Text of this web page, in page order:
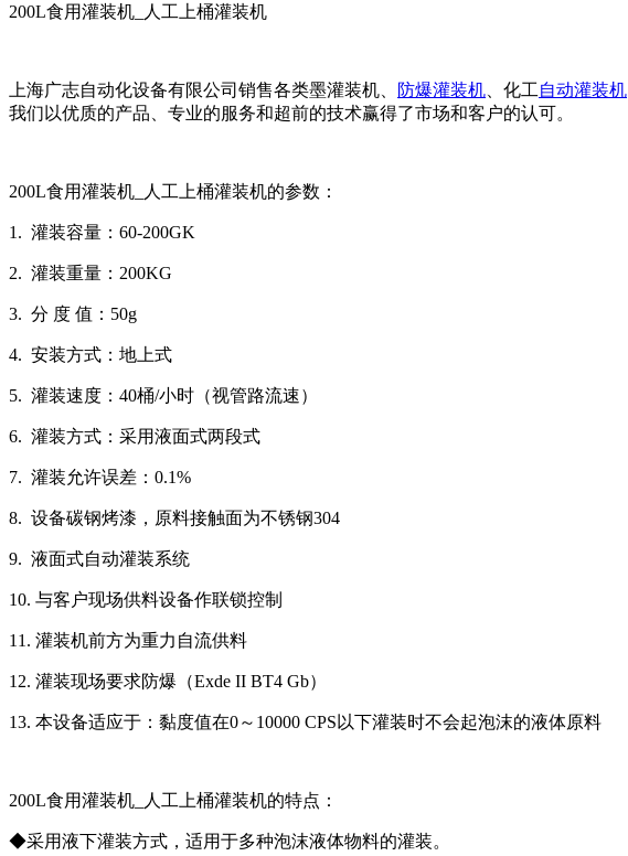
200L食用灌装机_人工上桶灌装机
上海广志自动化设备有限公司销售各类墨灌装机、 防爆灌装机 、化工自动灌装机
我们以优质的产品、专业的服务和超前的技术赢得了市场和客户的认可。
200L食用灌装机_人工上桶灌装机的参数：
1. 灌装容量：60-200GK
2. 灌装重量：200KG
3. 分 度 值：50g
4. 安装方式：地上式
5. 灌装速度：40桶/小时（视管路流速）
6. 灌装方式：采用液面式两段式
7. 灌装允许误差：0.1%
8. 设备碳钢烤漆，原料接触面为不锈钢304
9. 液面式自动灌装系统
10. 与客户现场供料设备作联锁控制
11. 灌装机前方为重力自流供料
12. 灌装现场要求防爆（Exde II BT4 Gb）
13. 本设备适应于：黏度值在0～10000 CPS以下灌装时不会起泡沫的液体原料
200L食用灌装机_人工上桶灌装机的特点：
◆采用液下灌装方式，适用于多种泡沫液体物料的灌装。